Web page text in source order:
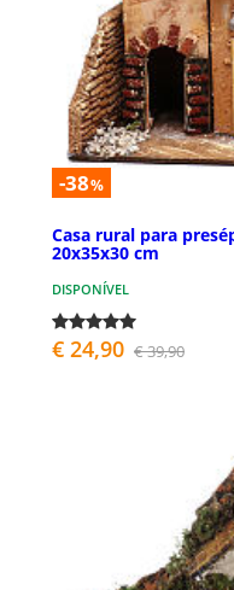
-38%
Casa rural para
20x35x30 cm
DISPONÍVEL
€ 24,90 € 39,90